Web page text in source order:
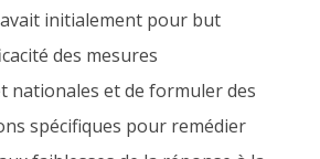
initialement pour but
des mesures
nationales et de formuler des
spécifiques pour remédier